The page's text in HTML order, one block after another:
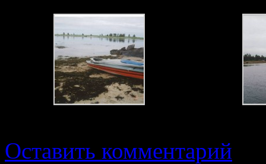
Оставить комментарий